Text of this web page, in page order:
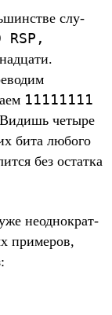
слу­
RSP,
11111111
четыре
бита любого
без остатка
неод­нократ­
при­меров,